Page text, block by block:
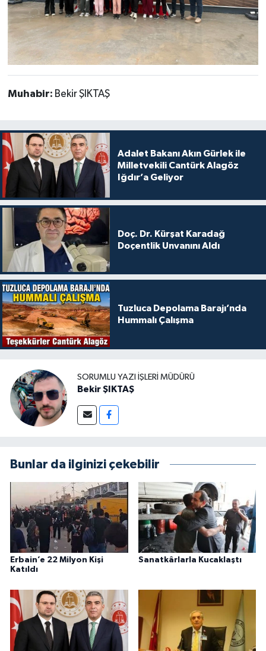
Muhabir: Bekir ŞIKTAŞ
Adalet Bakanı Akın Gürlek ile
Milletvekili Cantürk Alagöz
Iğdır’a Geliyor
Doç. Dr. Kürşat Karadağ
Doçentlik Unvanını Aldı
Tuzluca Depolama Barajı’nda
Hummalı Çalışma
SORUMLU YAZI İŞLERI MÜDÜRÜ
Bekir ŞIKTAŞ
Bunlar da ilginizi çekebilir
Erbain’e 22 Milyon Kişi
Katıldı
Sanatkârlarla Kucaklaştı